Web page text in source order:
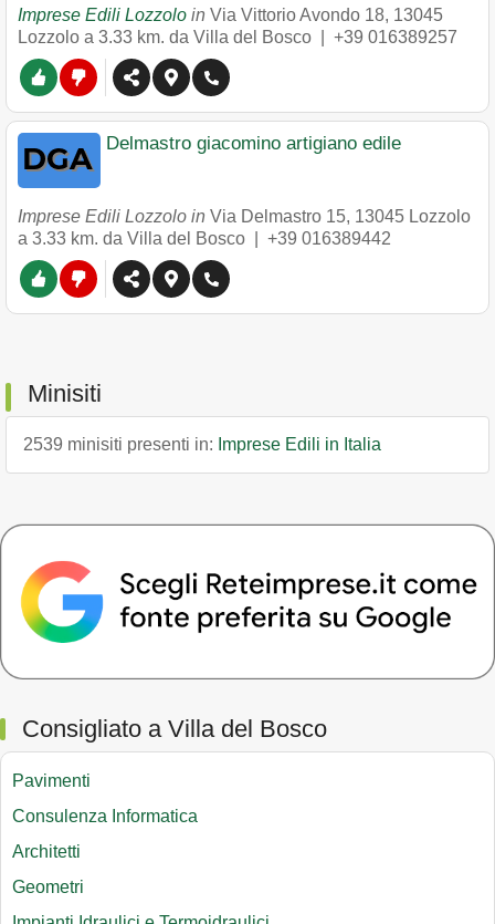
Imprese Edili Lozzolo in Via Vittorio Avondo 18, 13045
Lozzolo a 3.33 km. da Villa del Bosco | +39 016389257
Delmastro giacomino artigiano edile
Imprese Edili Lozzolo in Via Delmastro 15, 13045 Lozzolo
a 3.33 km. da Villa del Bosco | +39 016389442
Minisiti
2539 minisiti presenti in: Imprese Edili in Italia
Consigliato a Villa del Bosco
Pavimenti
Consulenza Informatica
Architetti
Geometri